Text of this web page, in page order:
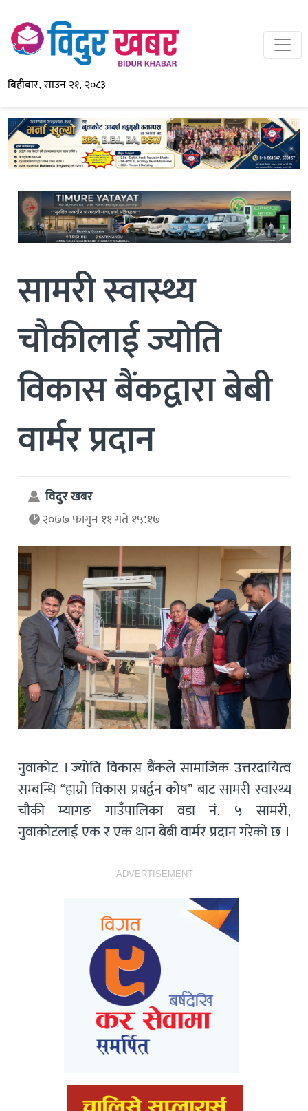
बिहीबार, साउन २१, २०८३
सामरी स्वास्थ्य
चौकीलाई ज्योति
विकास बैंकद्वारा बेबी
वार्मर प्रदान
विदुर खबर
२०७७ फागुन ११ गते १५:१७
नुवाकोट । ज्योति विकास बैंकले सामाजिक उत्तरदायित्व
सम्बन्धि “हाम्रो विकास प्रबर्द्वन कोष” बाट सामरी स्वास्थ्य
चौकी म्यागङ गाउँपालिका वडा नं. ५ सामरी,
नुवाकोटलाई एक र एक थान बेबी वार्मर प्रदान गरेको छ ।
ADVERTISEMENT